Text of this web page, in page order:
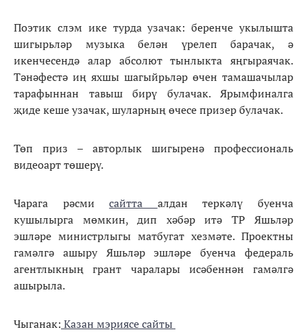
Поэтик слэм ике турда узачак: беренче укылышта
шигырьләр музыка белән үрелеп барачак, ә
икенчесендә алар абсолют тынлыкта яңгыраячак.
Тәнәфестә иң яхшы шагыйрьләр өчен тамашачылар
тарафыннан тавыш бирү булачак. Ярымфиналга
җиде кеше узачак, шуларның өчесе призер булачак.
Төп приз – авторлык шигыренә профессиональ
видеоарт төшерү.
Чарага рәсмисайтта алдан теркәлү буенча
кушылырга мөмкин, дип хәбәр итә ТР Яшьләр
эшләре министрлыгы матбугат хезмәте. Проектны
гамәлгә ашыру Яшьләр эшләре буенча федераль
агентлыкның грант чаралары исәбеннән гамәлгә
ашырыла.
Чыганак: Казан мэриясе сайты